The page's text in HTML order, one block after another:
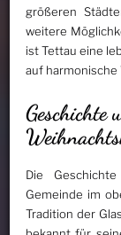
größeren
weitere
ist Tettau eine
auf harmonische
Geschichte
Die
Gemeinde im
Tradition der